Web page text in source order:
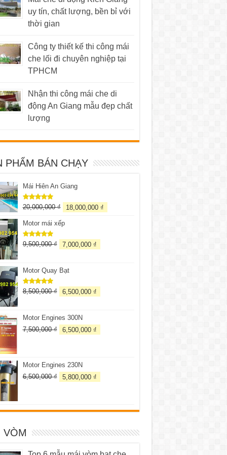
uy tín, chất lượng, bền bỉ với
thời gian
Công ty thiết kế thi công mái
che lối đi chuyên nghiệp tại
TPHCM
Nhận thi công mái che di
động An Giang mẫu đẹp chất
lượng
PHẨM BÁN CHẠY
Mái Hiên An Giang
Được xếp
5 sao
20,000,000₫ 18,000,000 ₫
Motor mái xếp
Được xếp
9,500,000₫ 7,000,000 ₫
Motor Quay Bạt
Được xếp
8,500,000₫ 6,500,000 ₫
Motor Engines 300N
7,500,000₫ 6,500,000 ₫
Motor Engines 230N
6,500,000₫ 5,800,000 ₫
VÒM